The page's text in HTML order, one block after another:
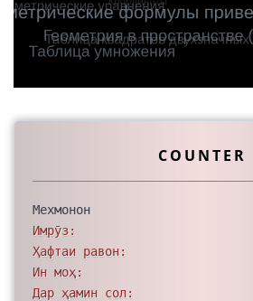
COUNTER
Мехмонон
Имрӯз:
Ҳафтаи равон:
Ин моҳ:
Дар ҳамин сол: